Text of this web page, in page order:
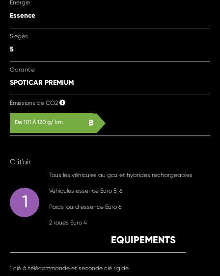
Energie
Essence
Sièges
5
Garantie
SPOTICAR PREMIUM
Émissions de CO2
De 101 À 120 g/ km B
Crit'air
1
Tous les véhicules au gaz et hybrides rechargeables
Véhicules essence Euro 5, 6
Poids lourd essence Euro 6
2 roues Euro 4
EQUIPEMENTS
1 clé à télécommande et seconde clé rigide